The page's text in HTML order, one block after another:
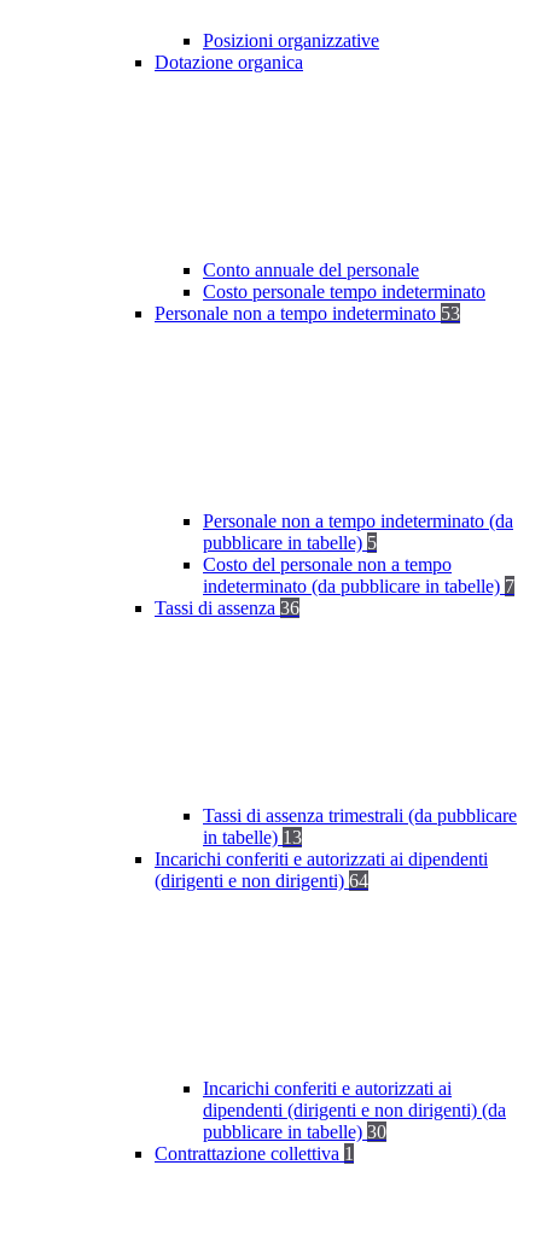
Posizioni organizzative
Dotazione organica
Conto annuale del personale
Costo personale tempo indeterminato
Personale non a tempo indeterminato 53
Personale non a tempo indeterminato (da
pubblicare in tabelle) 5
Costo del personale non a tempo
indeterminato (da pubblicare in tabelle) 7
Tassi di assenza 36
Tassi di assenza trimestrali (da pubblicare
in tabelle) 13
Incarichi conferiti e autorizzati ai dipendenti
(dirigenti e non dirigenti) 64
Incarichi conferiti e autorizzati ai
dipendenti (dirigenti e non dirigenti) (da
pubblicare in tabelle) 30
Contrattazione collettiva 1